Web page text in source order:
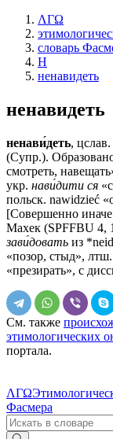
ΛΓΩ
словарь
Н
ненавидеть
ненавидеть
ненави́деть, цслав.
(Супр.).
смотреть,
укр. нави́дити ся
польск. nawidzieć
[Совершенно иначе
Махек (SPFFBU 4,
зави́довать из
«позор, стыд»,
«презирать», с
См. также
этимологических
портала.
ΛΓΩ
Фасмера